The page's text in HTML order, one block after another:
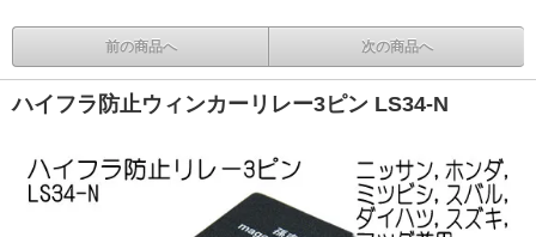
前の商品へ 次の商品へ
ハイフラ防止ウィンカーリレー3ピン LS34-N